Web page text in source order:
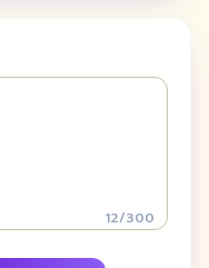
12/300